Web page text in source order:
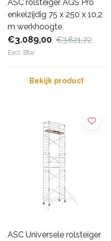
ASC rolsteiger AGS Pro
enkelzijdig 75 x 250 x 10,2
m werkhoogte
€3.089,00 €3.821,72
Excl. Btw
Bekijk product
ASC Universele rolsteiger